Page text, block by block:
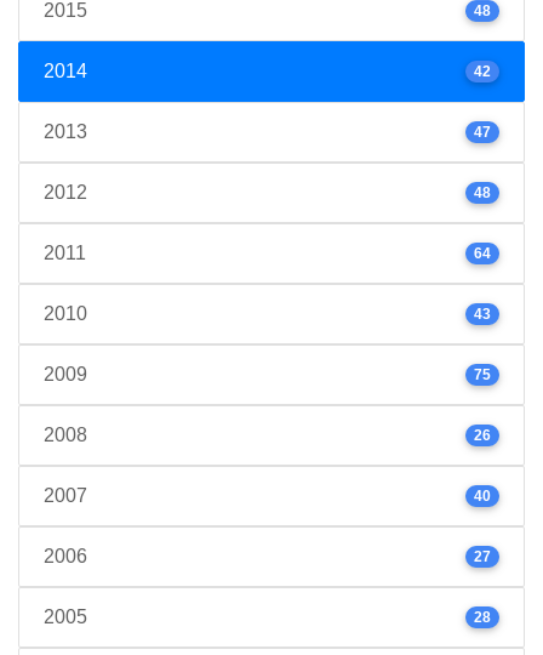
2015 48
2014 42
2013 47
2012 48
2011 64
2010 43
2009 75
2008 26
2007 40
2006 27
2005 28